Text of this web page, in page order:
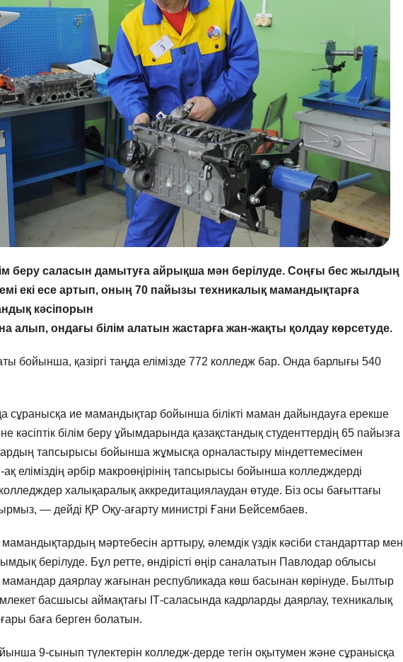
беру саласын дамытуға айрықша мән берілуде. Соңғы бес жылдың
екі есе артып, оның 70 пайызы техникалық мамандықтарға
кәсіпорын
алып, ондағы білім алатын жастарға жан-жақты қолдау көрсетуде.
бойынша, қазіргі таңда елімізде 772 колледж бар. Онда барлығы 540
сұранысқа ие мамандықтар бойынша білікті маман дайындауға ерекше
кәсіптік білім беру ұйымдарында қазақстандық студенттердің 65 пайызға
тапсырысы бойынша жұмысқа орналастыру міндеттемесімен
еліміздің әрбір макроөңірінің тапсырысы бойынша колледждерді
халықаралық аккредитациялаудан өтуде. Біз осы бағыттағы
— дейді ҚР Оқу-ағарту министрі Ғани Бейсембаев.
мәртебесін арттыру, әлемдік үздік кәсіби стандарттар мен
берілуде. Бұл ретте, өндірісті өңір саналатын Павлодар облысы
мамандар даярлау жағынан республикада көш басынан көрінуде. Былтыр
басшысы аймақтағы ІТ-саласында кадрларды даярлау, техникалық
баға берген болатын.
9-сынып түлектерін колледж-дерде тегін оқытумен және сұранысқа